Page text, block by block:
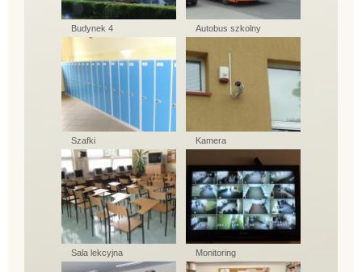
Budynek 4 Autobus szkolny
Szafki Kamera
Sala lekcyjna Monitoring